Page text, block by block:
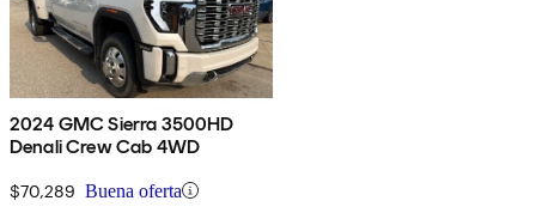
2024 GMC Sierra 3500HD
Denali Crew Cab 4WD
$70,289 Buena oferta